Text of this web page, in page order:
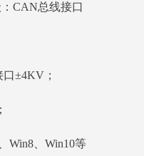
CAN总线接口
±4KV；
Win8、Win10等